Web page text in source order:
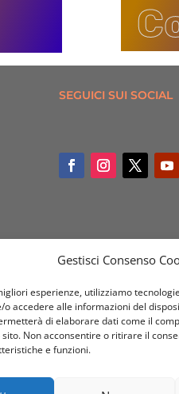
Gestisci Consenso
esperienze, utilizziamo
accedere alle informazioni del
di elaborare dati come il
sito. Non acconsentire o ritirare il
e funzioni.
SEGUICI SUI SOCIAL